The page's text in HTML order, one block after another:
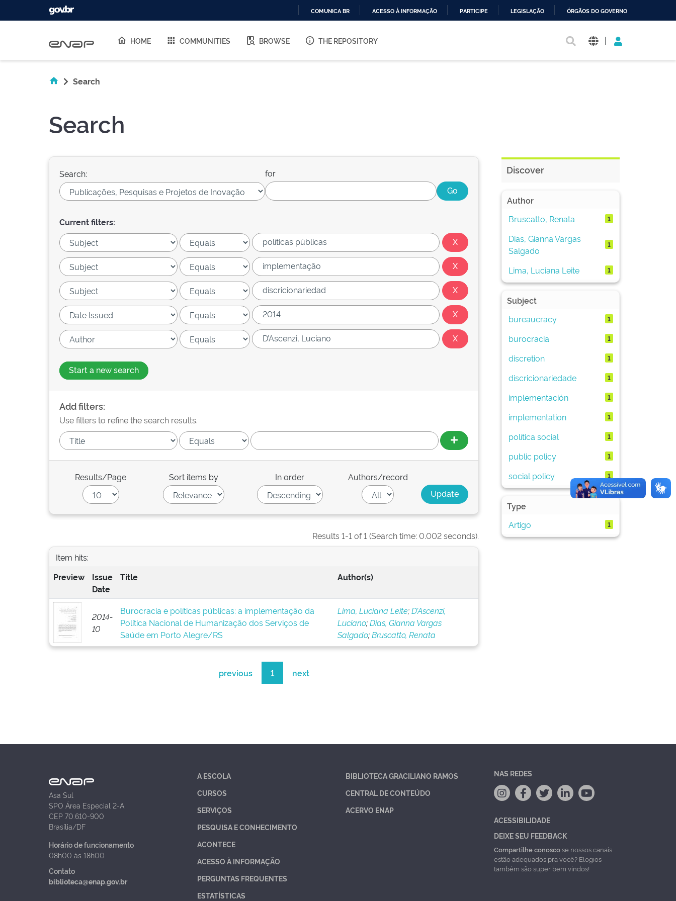
O
COMUNICA BR ACESSO À INFORMAÇÃO PARTICIPE LEGISLAÇÃO ÓRGÃOS DO GOVERNO
HOME COMMUNITIES BROWSE THE REPOSITORY |
Search
Search
Search: for
Current filters:
Start a new search
Add filters:
Use filters to refine the search results.
Results/Page Sort items by In order Authors/record
Results 1-1 of 1 (Search time: 0.002 seconds).
Item hits:
Preview
Issue
Date
Title Author(s)
2014-
10
Burocracia e políticas públicas: a implementação da
Política Nacional de Humanização dos Serviços de
Saúde em Porto Alegre/RS
Lima, Luciana Leite;D’Ascenzi,
Luciano;Dias, Gianna Vargas
Salgado;Bruscatto, Renata
previous 1 next
Discover
Author
Bruscatto, Renata
1
Dias, Gianna Vargas
Salgado
1
Lima, Luciana Leite 1
Subject
bureaucracy
1
burocracia 1
discretion 1
discricionariedade 1
implementación 1
implementation 1
política social 1
public policy 1
social policy 1
Type
Artigo
1
Asa Sul
SPO Área Especial 2-A
CEP 70.610-900
Brasília/DF
Horário de funcionamento
08h00 às 18h00
Contato
biblioteca@enap.gov.br
A ESCOLA
CURSOS
SERVIÇOS
PESQUISA E CONHECIMENTO
ACONTECE
ACESSO À INFORMAÇÃO
PERGUNTAS FREQUENTES
ESTATÍSTICAS
BIBLIOTECA GRACILIANO RAMOS
CENTRAL DE CONTEÚDO
ACERVO ENAP
NAS REDES
ACESSIBILIDADE
DEIXE SEU FEEDBACK
Compartilhe conoscose nossos canais
estão adequados pra você? Elogios
também são super bem vindos!